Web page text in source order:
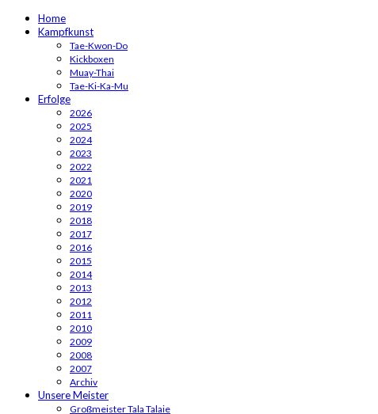
Home
Kampfkunst
Tae-Kwon-Do
Kickboxen
Muay-Thai
Tae-Ki-Ka-Mu
Erfolge
2026
2025
2024
2023
2022
2021
2020
2019
2018
2017
2016
2015
2014
2013
2012
2011
2010
2009
2008
2007
Archiv
Unsere Meister
Großmeister Tala Talaie